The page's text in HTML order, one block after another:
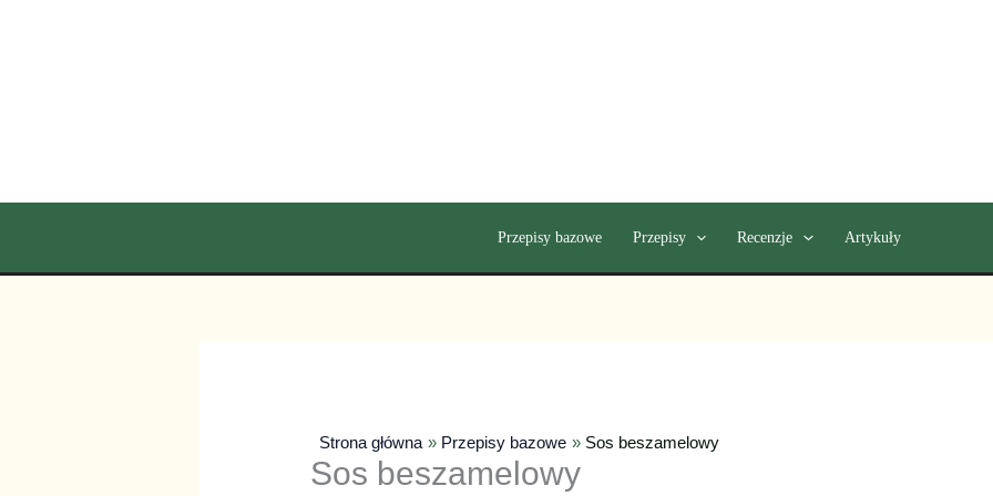
Przepisy bazowe Przepisy Recenzje Artykuły
Strona główna Przepisy bazowe Sos beszamelowy
Sos beszamelowy